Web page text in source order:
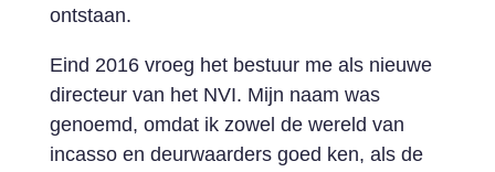
ontstaan.
Eind 2016 vroeg het bestuur me als nieuwe
directeur van het NVI. Mijn naam was
genoemd, omdat ik zowel de wereld van
incasso en deurwaarders goed ken, als de